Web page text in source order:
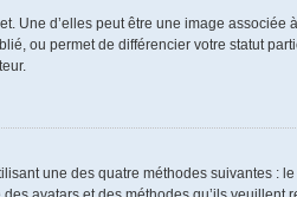
Une d’elles peut être une image
ou permet de différencier votre statut
une des quatre méthodes suivantes :